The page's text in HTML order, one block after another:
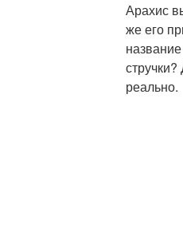
Арахис
же его
реально.